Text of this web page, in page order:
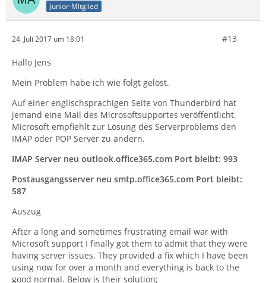
Junior-Mitglied
24. Juli 2017 um 18:01 #13
Hallo Jens
Mein Problem habe ich wie folgt gelöst.
Auf einer englischsprachigen Seite von Thunderbird hat
jemand eine Mail des Microsoftsupportes veröffentlicht.
Microsoft empfiehlt zur Lösung des Serverproblems den
IMAP oder POP Server zu ändern.
IMAP Server neu outlook.office365.com Port bleibt: 993
Postausgangsserver neu smtp.office365.com Port bleibt:
587
Auszug
After a long and sometimes frustrating email war with
Microsoft support I finally got them to admit that they were
having server issues. They provided a fix which I have been
using now for over a month and everything is back to the
good normal. Below is their solution;